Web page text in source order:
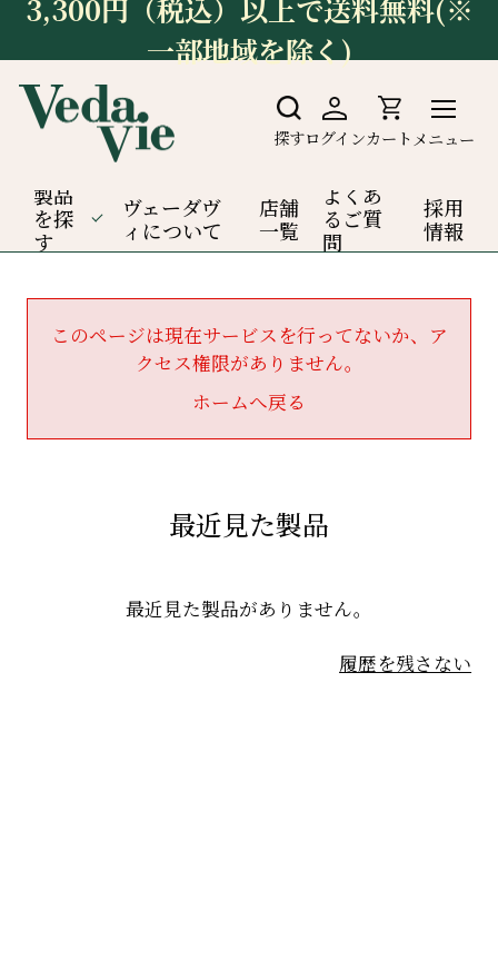
3,300円（税込）以上で送料無料(※
一部地域を除く)
探すログインカート メニュー
製品
を探
す
ヴェーダヴ
ィについて
店舗
一覧
よくあ
るご質
問
採用
情報
このページは現在サービスを行ってないか、ア
クセス権限がありません。
ホームへ戻る
最近見た製品
最近見た製品がありません。
履歴を残さない